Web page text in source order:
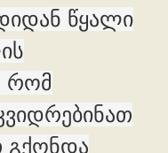
წყალი
რომ
გქონდა